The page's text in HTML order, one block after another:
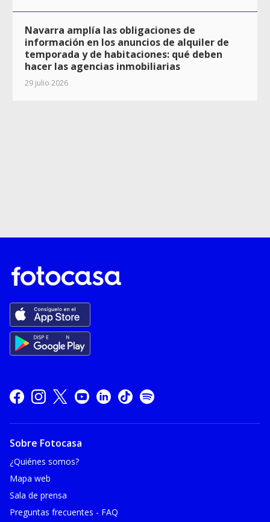
Navarra amplía las obligaciones de
información en los anuncios de alquiler de
temporada y de habitaciones: qué deben
hacer las agencias inmobiliarias
29 julio 2026
Sobre Fotocasa
¿Quiénes somos?
Mapa web
Sala de prensa
Preguntas frecuentes - FAQ